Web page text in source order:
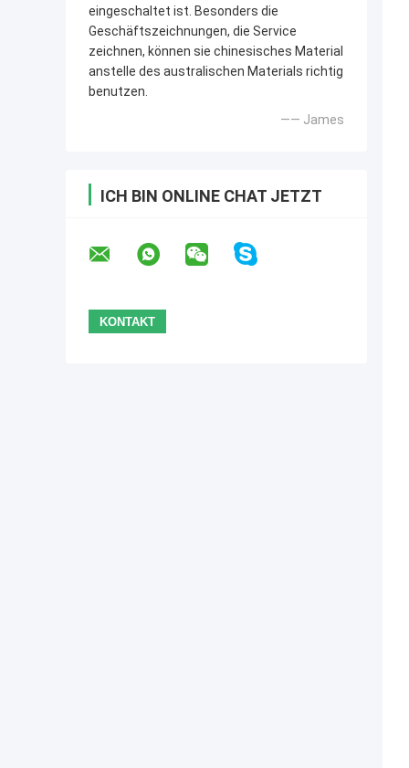
eingeschaltet ist. Besonders die
Geschäftszeichnungen, die Service
zeichnen, können sie chinesisches Material
anstelle des australischen Materials richtig
benutzen.
—— James
ICH BIN ONLINE CHAT JETZT